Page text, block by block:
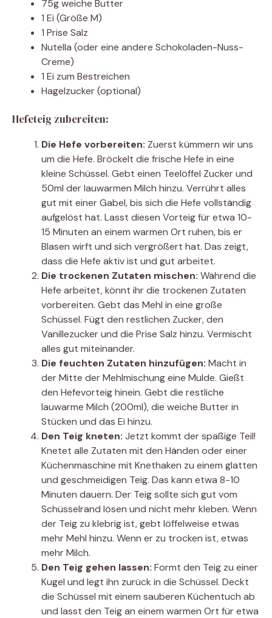
75g weiche Butter
1 Ei (Größe M)
1 Prise Salz
Nutella (oder eine andere Schokoladen-Nuss-
Creme)
1 Ei zum Bestreichen
Hagelzucker (optional)
Hefeteig zubereiten:
Die Hefe vorbereiten: Zuerst kümmern wir uns
um die Hefe. Bröckelt die frische Hefe in eine
kleine Schüssel. Gebt einen Teelöffel Zucker und
50ml der lauwarmen Milch hinzu. Verrührt alles
gut mit einer Gabel, bis sich die Hefe vollständig
aufgelöst hat. Lasst diesen Vorteig für etwa 10-
15 Minuten an einem warmen Ort ruhen, bis er
Blasen wirft und sich vergrößert hat. Das zeigt,
dass die Hefe aktiv ist und gut arbeitet.
Die trockenen Zutaten mischen: Während die
Hefe arbeitet, könnt ihr die trockenen Zutaten
vorbereiten. Gebt das Mehl in eine große
Schüssel. Fügt den restlichen Zucker, den
Vanillezucker und die Prise Salz hinzu. Vermischt
alles gut miteinander.
Die feuchten Zutaten hinzufügen: Macht in
der Mitte der Mehlmischung eine Mulde. Gießt
den Hefevorteig hinein. Gebt die restliche
lauwarme Milch (200ml), die weiche Butter in
Stücken und das Ei hinzu.
Den Teig kneten: Jetzt kommt der spaßige Teil!
Knetet alle Zutaten mit den Händen oder einer
Küchenmaschine mit Knethaken zu einem glatten
und geschmeidigen Teig. Das kann etwa 8-10
Minuten dauern. Der Teig sollte sich gut vom
Schüsselrand lösen und nicht mehr kleben. Wenn
der Teig zu klebrig ist, gebt löffelweise etwas
mehr Mehl hinzu. Wenn er zu trocken ist, etwas
mehr Milch.
Den Teig gehen lassen: Formt den Teig zu einer
Kugel und legt ihn zurück in die Schüssel. Deckt
die Schüssel mit einem sauberen Küchentuch ab
und lasst den Teig an einem warmen Ort für etwa